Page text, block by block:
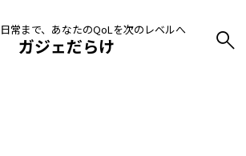
常まで、あなたのQoLを次のレベルへ
ガジェだらけ